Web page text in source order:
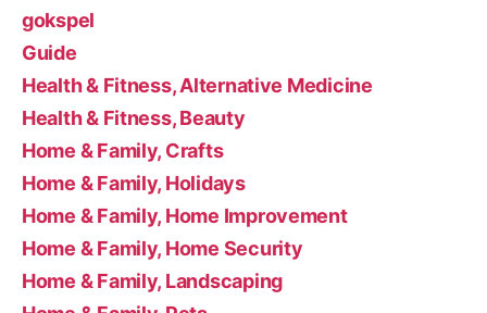
gokspel
Guide
Health & Fitness, Alternative Medicine
Health & Fitness, Beauty
Home & Family, Crafts
Home & Family, Holidays
Home & Family, Home Improvement
Home & Family, Home Security
Home & Family, Landscaping